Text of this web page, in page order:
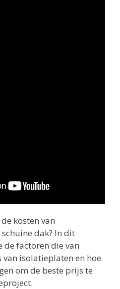
kosten van
dak? In dit
de factoren die van
isolatieplaten en hoe
om de beste prijs te